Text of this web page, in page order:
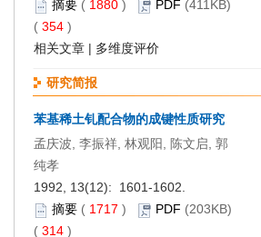
摘要 ( 1880 ) PDF (411KB)
( 354 )
相关文章 | 多维度评价
研究简报
苯基稀土钆配合物的成键性质研究
孟庆波, 李振祥, 林观阳, 陈文启, 郭
纯孝
1992, 13(12): 1601-1602.
摘要 ( 1717 ) PDF (203KB)
( 314 )